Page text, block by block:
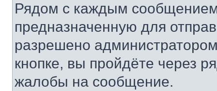
Рядом с каждым сообщением
предназначенную для
разрешено
кнопке, вы пройдёте через
жалобы на сообщение.